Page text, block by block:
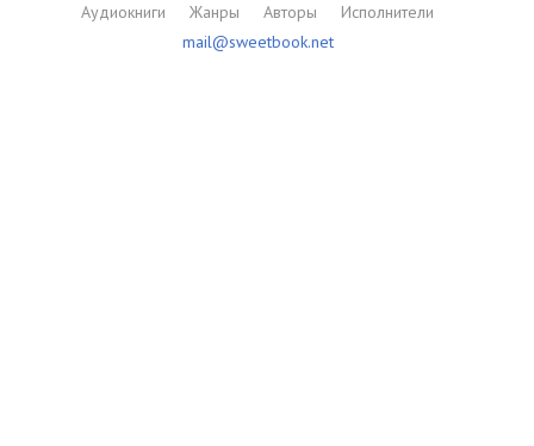
Аудиокниги Жанры Авторы
Исполнители
mail@sweetbook.net